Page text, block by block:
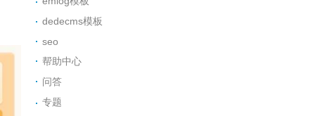
dedecms模板
seo
帮助中心
问答
专题